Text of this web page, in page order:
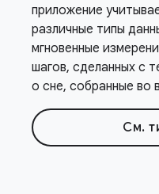
приложение
различные типы
мгновенные
шагов, сделанных с
о сне, собранные во
См.